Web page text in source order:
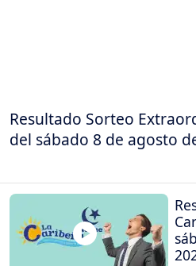
Resultado Sorteo
del sábado 8 de agosto